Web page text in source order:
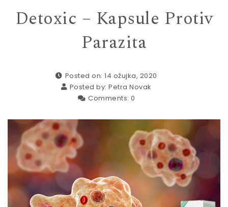
Detoxic – Kapsule Protiv
Parazita
Posted on: 14 ožujka, 2020
Posted by:Petra Novak
Comments: 0